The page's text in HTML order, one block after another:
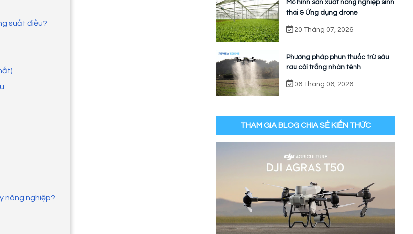
suất điều?
nông nghiệp?
Mô hình sản xuất nông nghiệp sinh
thái & Ứng dụng drone
20 Tháng 07, 2026
Phương pháp phun thuốc trừ sâu
rau cải trắng nhàn tênh
06 Tháng 06, 2026
THAM GIA BLOG CHIA SẺ KIẾN THỨC